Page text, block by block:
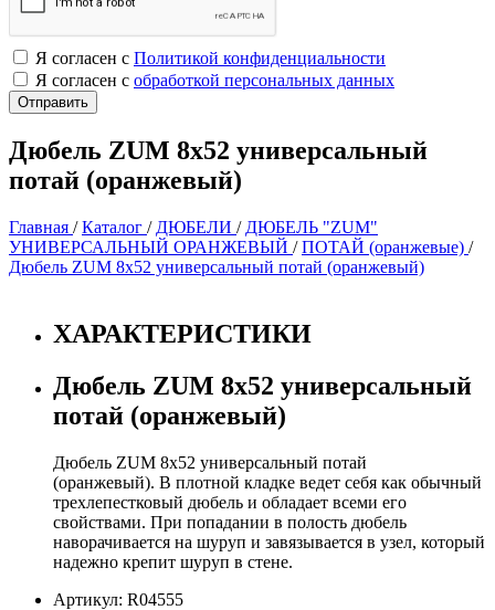
Я согласен с Политикой конфиденциальности
Я согласен с обработкой персональных данных
Дюбель ZUM 8х52 универсальный
потай (оранжевый)
Главная /Каталог / ДЮБЕЛИ / ДЮБЕЛЬ "ZUM"
УНИВЕРСАЛЬНЫЙ ОРАНЖЕВЫЙ /ПОТАЙ (оранжевые) /
Дюбель ZUM 8х52 универсальный потай (оранжевый)
ХАРАКТЕРИСТИКИ
Дюбель ZUM 8х52 универсальный
потай (оранжевый)
Дюбель ZUM 8х52 универсальный потай
(оранжевый). В плотной кладке ведет себя как обычный
трехлепестковый дюбель и обладает всеми его
свойствами. При попадании в полость дюбель
наворачивается на шуруп и завязывается в узел, который
надежно крепит шуруп в стене.
Артикул: R04555